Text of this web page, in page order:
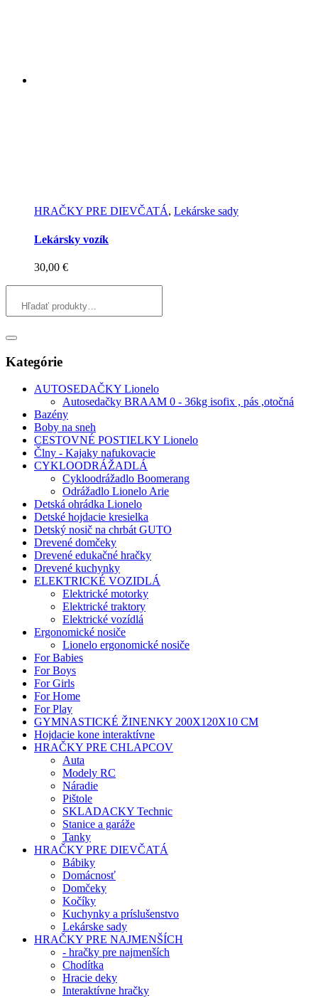
HRAČKY PRE DIEVČATÁ, Lekárske sady
Lekársky vozík
30,00 €
Kategórie
AUTOSEDAČKY Lionelo
Autosedačky BRAAM 0 - 36kg isofix , pás ,otočná
Bazény
Boby na sneh
CESTOVNÉ POSTIELKY Lionelo
Člny - Kajaky nafukovacie
CYKLOODRÁŽADLÁ
Cykloodrážadlo Boomerang
Odrážadlo Lionelo Arie
Detská ohrádka Lionelo
Detské hojdacie kresielka
Detský nosič na chrbát GUTO
Drevené domčeky
Drevené edukačné hračky
Drevené kuchynky
ELEKTRICKÉ VOZIDLÁ
Elektrické motorky
Elektrické traktory
Elektrické vozídlá
Ergonomické nosiče
Lionelo ergonomické nosiče
For Babies
For Boys
For Girls
For Home
For Play
GYMNASTICKÉ ŽINENKY 200X120X10 CM
Hojdacie kone interaktívne
HRAČKY PRE CHLAPCOV
Auta
Modely RC
Náradie
Pištole
SKLADACKY Technic
Stanice a garáže
Tanky
HRAČKY PRE DIEVČATÁ
Bábiky
Domácnosť
Domčeky
Kočíky
Kuchynky a príslušenstvo
Lekárske sady
HRAČKY PRE NAJMENŠÍCH
- hračky pre najmenších
Chodítka
Hracie deky
Interaktívne hračky